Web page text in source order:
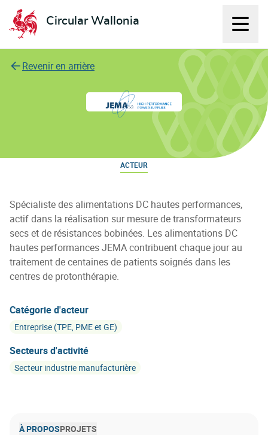
Circular Wallonia
L'économie circulaire
Revenir en arrière
ACTEUR
Spécialiste des alimentations DC hautes performances,
actif dans la réalisation sur mesure de transformateurs
secs et de résistances bobinées. Les alimentations DC
hautes performances JEMA contribuent chaque jour au
traitement de centaines de patients soignés dans les
centres de protonthérapie.
Catégorie d'acteur
Entreprise (TPE, PME et GE)
Secteurs d'activité
Secteur industrie manufacturière
À PROPOSPROJETS